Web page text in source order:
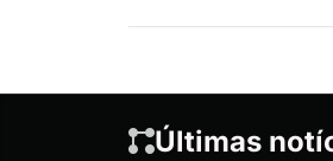
Últimas